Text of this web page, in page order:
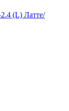
(L) Латте/